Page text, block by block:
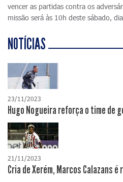
vencer as partidas contra os
missão será às 10h deste sábado,
NOTÍCIAS
23/11/2023
Hugo Nogueira reforça o time de
21/11/2023
Cria de Xerém, Marcos Calazans